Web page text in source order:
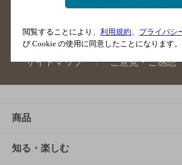
掲載店舗様ログイン
サイトマップ ご意見・ご感想
商品
商品TOP
知る・楽しむ
閲覧することにより、 利用規約 プライバシ
び Cookie の使用に同意したことになります。